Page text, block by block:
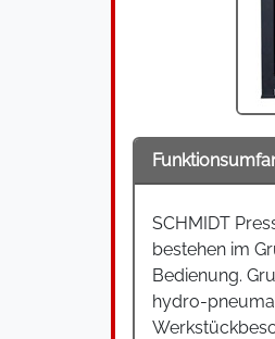
SCHMIDT
bestehen im
Bedienung.
hydro-